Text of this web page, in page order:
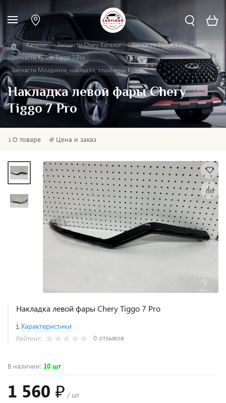
Каталог Запчасти Chery Каталог
Запчасти Tiggo 7 Pro Chery
Запчасти Кузов Tiggo 7 Pro
Запчасти Молдинги, накладки, спойлеры Кузов
Накладка левой фары Chery
Tiggo 7 Pro
О товаре Цена и заказ
Накладка левой фары Chery Tiggo 7 Pro
Характеристики
Рейтинг: 0 отзывов
В наличии: 10 шт
1 560 ₽ / шт